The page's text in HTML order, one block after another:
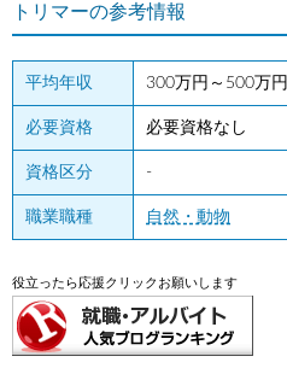
トリマーの参考情報
平均年収 300万円～500万円
必要資格 必要資格なし
資格区分 -
職業職種 自然・動物
役立ったら応援クリックお願いします